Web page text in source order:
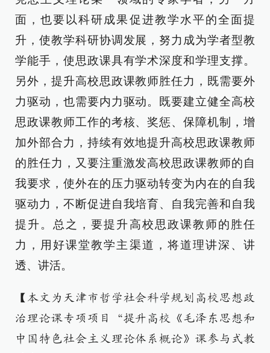
面，也要以科研成果促进教学水平的全面提
升，使教学科研协调发展，努力成为学者型教
学能手，使思政课具有学术深度和学理支撑。
另外，提升高校思政课教师胜任力，既需要外
力驱动，也需要内力驱动。既要建立健全高校
思政课教师工作的考核、奖惩、保障机制，增
加外部合力，持续有效地提升高校思政课教师
的胜任力，又要注重激发高校思政课教师的自
我要求，使外在的压力驱动转变为内在的自我
驱动力，不断促进自我培育、自我完善和自我
提升。总之，要提升高校思政课教师的胜任
力，用好课堂教学主渠道，将道理讲深、讲
透、讲活。
【本文为天津市哲学社会科学规划高校思想政
治理论课专项项目“提升高校《毛泽东思想和
中国特色社会主义理论体系概论》课参与式教